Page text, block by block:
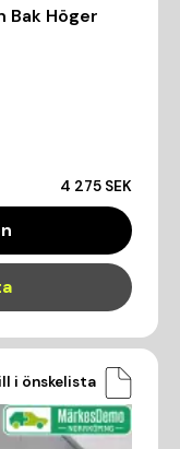
Bak Höger
4 275 SEK
i önskelista